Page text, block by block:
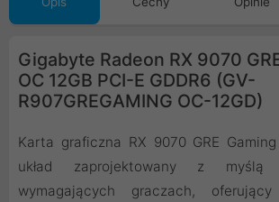
Gigabyte Radeon RX 9070
OC 12GB PCI-E GDDR6 (GV-
R907GREGAMING OC-12GD)
Karta graficzna RX 9070 GRE
układ zaprojektowany z myślą
wymagających graczach,